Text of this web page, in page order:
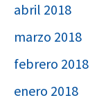
abril 2018
marzo 2018
febrero 2018
enero 2018